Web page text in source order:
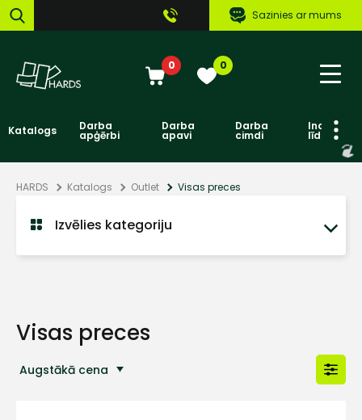
Sazinies ar mums
0 0
Katalogs Darba
apģērbi
Darba
apavi
Darba
cimdi līdzekļi
HARDS Katalogs Outlet Visas preces
Izvēlies kategoriju
Visas preces
Augstākā cena